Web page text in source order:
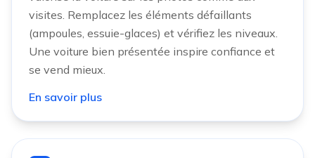
visites. Remplacez les éléments défaillants
(ampoules, essuie-glaces) et vérifiez les niveaux.
Une voiture bien présentée inspire confiance et
se vend mieux.
En savoir plus